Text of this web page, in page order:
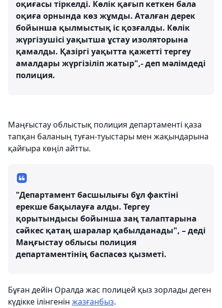
оқиғасы тіркелді. Көлік қағып кеткен бала
оқиға орнында көз жұмды. Аталған дерек
бойынша қылмыстық іс қозғалды. Көлік
жүргізушісі уақытша ұстау изоляторына
қамалды. Қазіргі уақытта қажетті тергеу
амалдары жүргізіліп жатыр",- деп мәлімдеді
полиция.
Маңғыстау облыстық полиция департаменті қаза
тапқан баланың туған-туыстары мен жақындарына
қайғыра көңіл айтты.
"Департамент басшылығы бұл фактіні
ерекше бақылауға алды. Тергеу
қорытындысы бойынша заң талаптарына
сәйкес қатаң шаралар қабылданады", – деді
Маңғыстау облысы полиция
департаментінің баспасөз қызметі.
Бұған дейін Оралда жас полицей қыз зорлады деген
күдікке ілінгенін жазғанбыз.